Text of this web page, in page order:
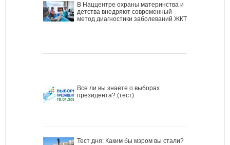
В Наццентре охраны материнства и
детства внедряют современный
метод диагностики заболеваний ЖКТ
Все ли вы знаете о выборах
президента? (тест)
Тест дня: Каким бы мэром вы стали?